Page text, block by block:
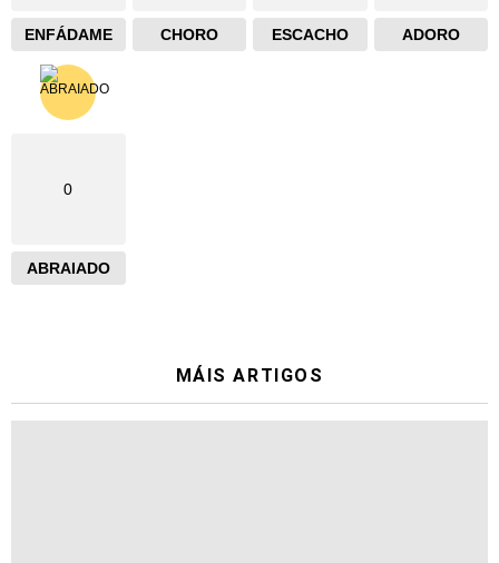
ENFÁDAME CHORO ESCACHO ADORO
0
ABRAIADO
MÁIS ARTIGOS